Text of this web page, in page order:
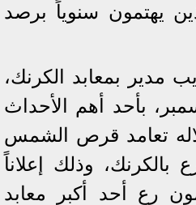
يهتمون سنوياً برصد
مدير بمعابد الكرنك،
تحتفل سنوياً فى فجر يوم 21 ديسمبر، بأحد أهم الأحداث
تعامد قرص الشمس
وذلك إعلاناً
رع أحد أكبر معابد